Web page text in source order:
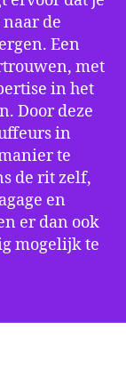
de
Een
met
in het
Door deze
in
te
de rit zelf,
en
er dan ook
mogelijk te